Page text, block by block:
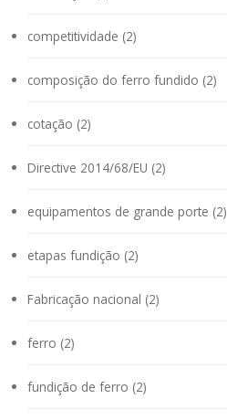
competitividade (2)
composição do ferro fundido (2)
cotação (2)
Directive 2014/68/EU (2)
equipamentos de grande porte (2)
etapas fundição (2)
Fabricação nacional (2)
ferro (2)
fundição de ferro (2)